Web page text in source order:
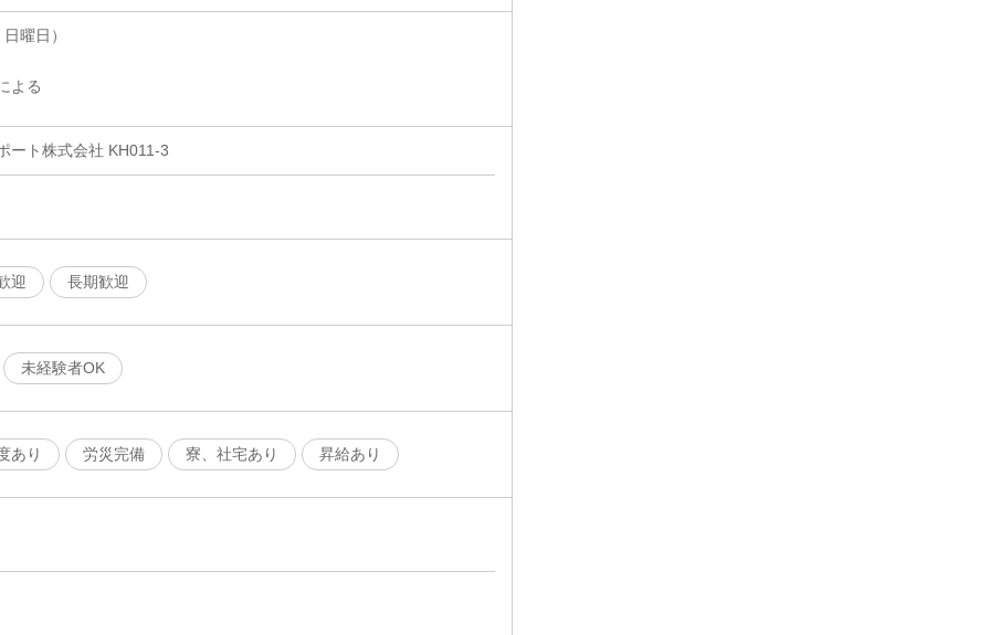
曜日）
よる
ート株式会社 KH011-3
迎 長期歓迎
未経験者OK
あり 労災完備 寮、社宅あり 昇給あり